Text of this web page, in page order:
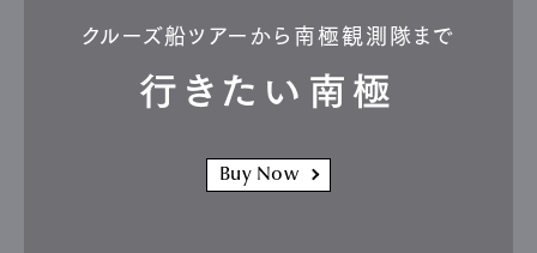
クルーズ船ツアーから南極観測隊まで
行きたい南極
Buy Now